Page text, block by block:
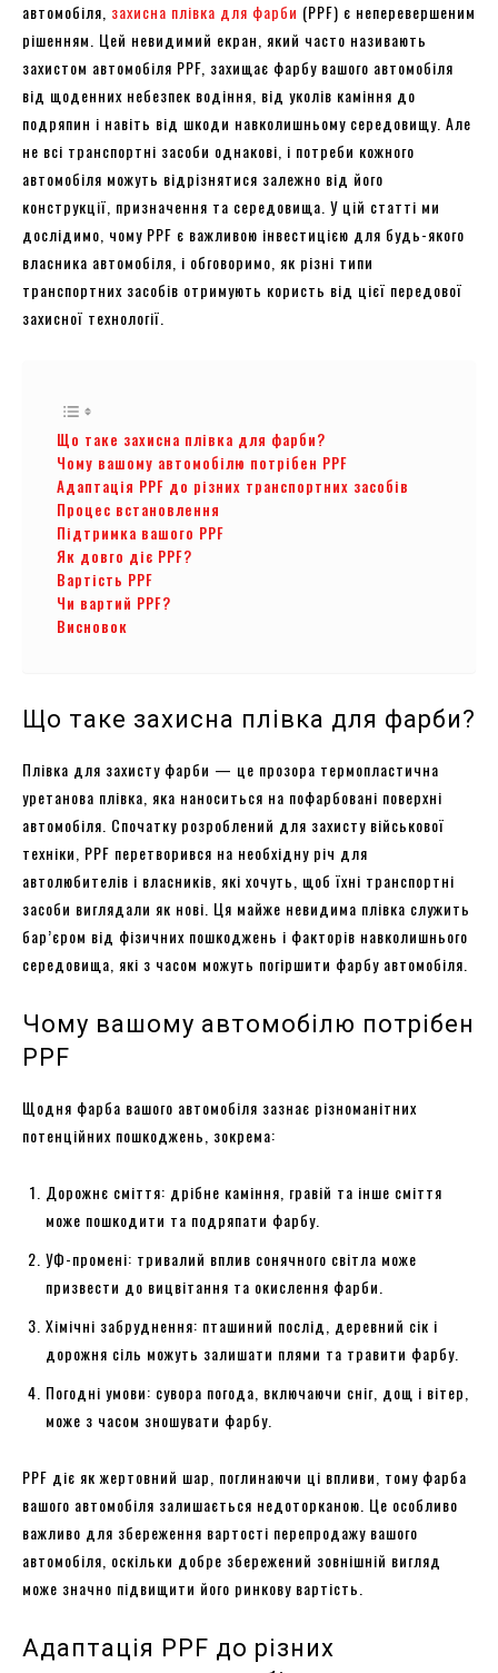
автомобіля, захисна плівка для фарби (PPF) є неперевершеним
рішенням. Цей невидимий екран, який часто називають
захистом автомобіля PPF, захищає фарбу вашого автомобіля
від щоденних небезпек водіння, від уколів каміння до
подряпин і навіть від шкоди навколишньому середовищу. Але
не всі транспортні засоби однакові, і потреби кожного
автомобіля можуть відрізнятися залежно від його
конструкції, призначення та середовища. У цій статті ми
дослідимо, чому PPF є важливою інвестицією для будь-якого
власника автомобіля, і обговоримо, як різні типи
транспортних засобів отримують користь від цієї передової
захисної технології.
Що таке захисна плівка для фарби?
Чому вашому автомобілю потрібен PPF
Адаптація PPF до різних транспортних засобів
Процес встановлення
Підтримка вашого PPF
Як довго діє PPF?
Вартість PPF
Чи вартий PPF?
Висновок
Що таке захисна плівка для фарби?
Плівка для захисту фарби — це прозора термопластична
уретанова плівка, яка наноситься на пофарбовані поверхні
автомобіля. Спочатку розроблений для захисту військової
техніки, PPF перетворився на необхідну річ для
автолюбителів і власників, які хочуть, щоб їхні транспортні
засоби виглядали як нові. Ця майже невидима плівка служить
бар’єром від фізичних пошкоджень і факторів навколишнього
середовища, які з часом можуть погіршити фарбу автомобіля.
Чому вашому автомобілю потрібен
PPF
Щодня фарба вашого автомобіля зазнає різноманітних
потенційних пошкоджень, зокрема:
Дорожнє сміття: дрібне каміння, гравій та інше сміття
може пошкодити та подряпати фарбу.
УФ-промені: тривалий вплив сонячного світла може
призвести до вицвітання та окислення фарби.
Хімічні забруднення: пташиний послід, деревний сік і
дорожня сіль можуть залишати плями та травити фарбу.
Погодні умови: сувора погода, включаючи сніг, дощ і вітер,
може з часом зношувати фарбу.
PPF діє як жертовний шар, поглинаючи ці впливи, тому фарба
вашого автомобіля залишається недоторканою. Це особливо
важливо для збереження вартості перепродажу вашого
автомобіля, оскільки добре збережений зовнішній вигляд
може значно підвищити його ринкову вартість.
Адаптація PPF до різних